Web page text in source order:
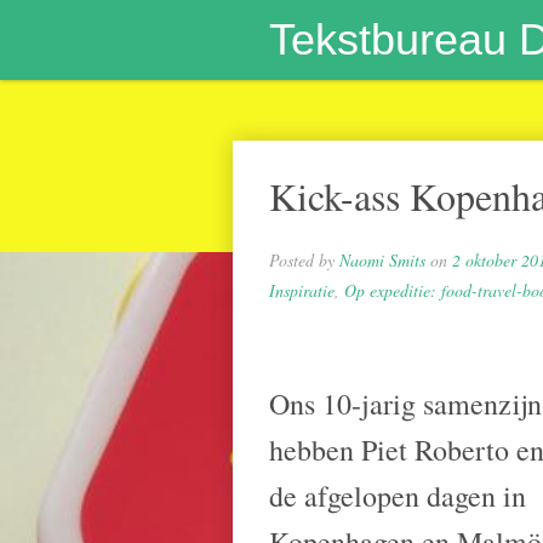
Tekstbureau
Kick-ass
Posted by Naomi Smits on 2 oktober
Inspiratie, Op expeditie: food-travel-
Ons 10-jarig samenzijn
hebben Piet Roberto
de afgelopen dagen in